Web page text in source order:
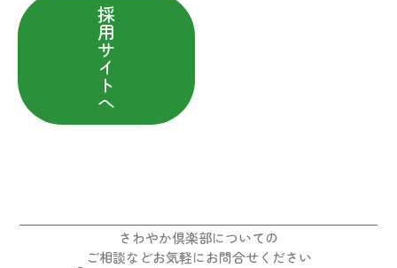
採
用
サ
イ
ト
へ
さわやか倶楽部についての
ご相談などお気軽にお問合せください